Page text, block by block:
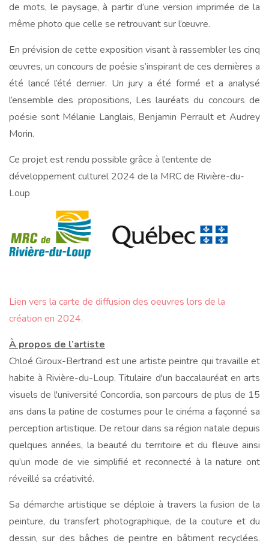
de mots, le paysage, à partir d’une version imprimée de la
même photo que celle se retrouvant sur l’œuvre.
En prévision de cette exposition visant à rassembler les cinq
œuvres, un concours de poésie s’inspirant de ces dernières a
été lancé l’été dernier. Un jury a été formé et a analysé
l’ensemble des propositions, Les lauréats du concours de
poésie sontMélanie Langlais, Benjamin Perrault et Audrey
Morin.
Ce projet est rendu possible grâce à l’entente de
développement culturel 2024 de la MRC de Rivière-du-
Loup
Lien vers la carte de diffusion des oeuvres lors de la
création en 2024.
À propos de l’artiste
Chloé Giroux-Bertrand est une artiste peintre qui travaille et
habite à Rivière-du-Loup. Titulaire d'un baccalauréat en arts
visuels de l'université Concordia, son parcours de plus de 15
ans dans la patine de costumes pour le cinéma a façonné sa
perception artistique. De retour dans sa région natale depuis
quelques années, la beauté du territoire et du fleuve ainsi
qu’un mode de vie simplifié et reconnecté à la nature ont
réveillé sa créativité.
Sa démarche artistique se déploie à travers la fusion de la
peinture, du transfert photographique, de la couture et du
dessin, sur des bâches de peintre en bâtiment recyclées.